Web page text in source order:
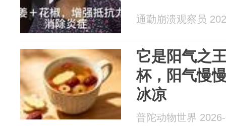
通勤崩溃观察员
它是阳气之
杯，阳气慢
冰凉
普陀动物世界